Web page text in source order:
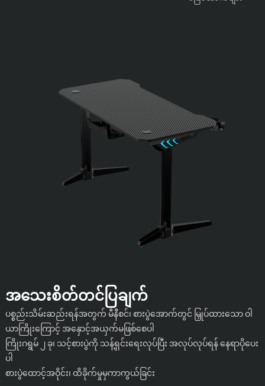
အသေးစိတ်တင်ပြချက်
ပစ္စည်းသိမ်းဆည်းရန်အတွက် မီနီစင်၊ စားပွဲအောက်တွင် မြှုပ်ထားသော ဝါ
ယာကြိုးကြောင့် အနှောင့်အယှက်မဖြစ်စေပါ
ကြိုးဂရွမ် ၂ ခု၊ သင့်စားပွဲကို သန့်ရှင်းရေးလုပ်ပြီး အလုပ်လုပ်ရန် နေရာပိုပေး
ပါ
စားပွဲထောင့်အဝိုင်း၊ ထိခိုက်မှုမှကာကွယ်ခြင်း